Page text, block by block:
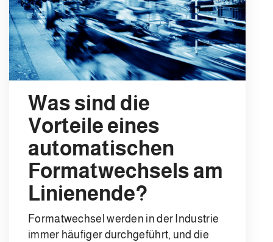
Was sind die
Vorteile eines
automatischen
Formatwechsels am
Linienende?
Formatwechsel werden in der Industrie
immer häufiger durchgeführt, und die